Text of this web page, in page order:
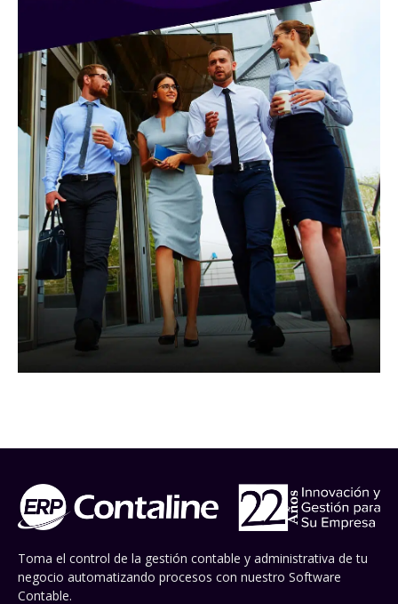
Toma el control de la gestión contable y administrativa de tu
negocio automatizando procesos con nuestro Software
Contable.